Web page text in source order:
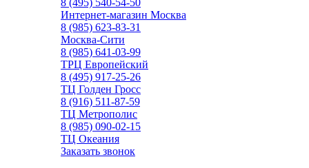
8 (495) 540-54-50
Интернет-магазин Москва
8 (985) 623-83-31
Москва-Сити
8 (985) 641-03-99
ТРЦ Европейский
8 (495) 917-25-26
ТЦ Голден Гросс
8 (916) 511-87-59
ТЦ Метрополис
8 (985) 090-02-15
ТЦ Океания
Заказать звонок